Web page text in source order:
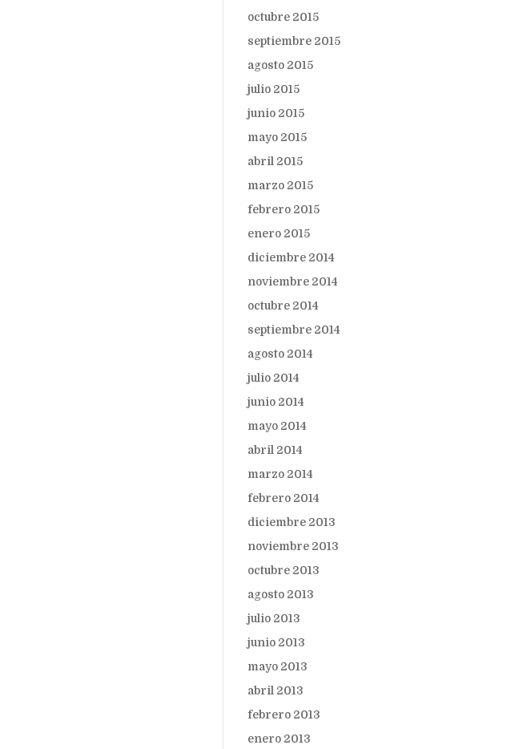
octubre 2015
septiembre 2015
agosto 2015
julio 2015
junio 2015
mayo 2015
abril 2015
marzo 2015
febrero 2015
enero 2015
diciembre 2014
noviembre 2014
octubre 2014
septiembre 2014
agosto 2014
julio 2014
junio 2014
mayo 2014
abril 2014
marzo 2014
febrero 2014
diciembre 2013
noviembre 2013
octubre 2013
agosto 2013
julio 2013
junio 2013
mayo 2013
abril 2013
febrero 2013
enero 2013